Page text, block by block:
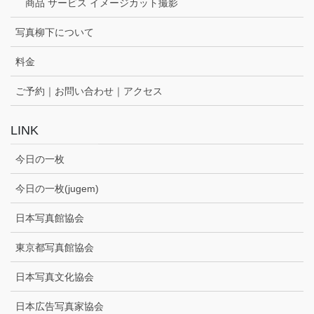
商品 サービス イメージカット撮影
写真柳下について
料金
ご予約｜お問い合わせ｜アクセス
LINK
今日の一枚
今日の一枚(jugem)
日本写真館協会
東京都写真館協会
日本写真文化協会
日本広告写真家協会